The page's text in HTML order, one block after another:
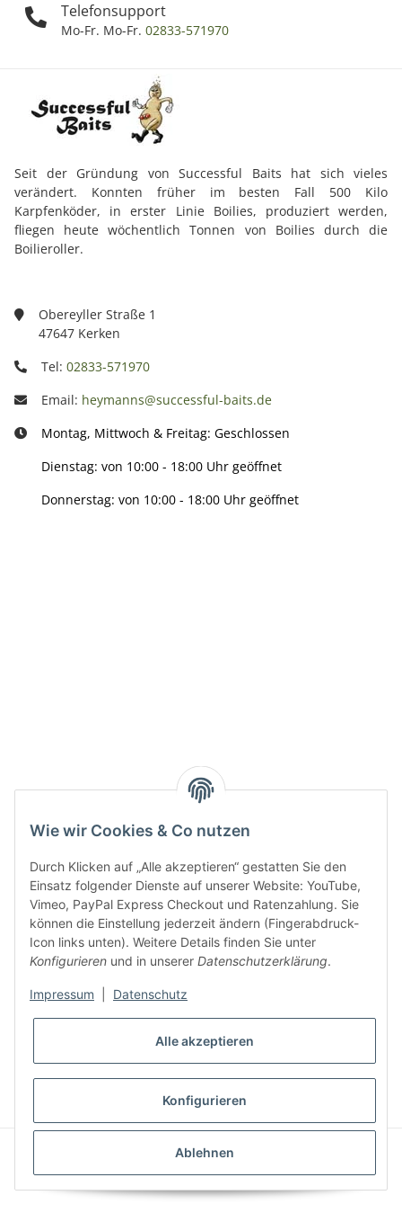
Wie wir Cookies & Co nutzen
Durch Klicken auf „Alle akzeptieren“ gestatten Sie den
Einsatz folgender Dienste auf unserer Website: YouTube,
Vimeo, PayPal Express Checkout und Ratenzahlung. Sie
können die Einstellung jederzeit ändern (Fingerabdruck-
Icon links unten). Weitere Details finden Sie unter
Konfigurieren und in unserer Datenschutzerklärung.
Impressum Datenschutz
Alle akzeptieren
Konfigurieren
Ablehnen
Telefonsupport
Mo-Fr. Mo-Fr. 02833-571970
Seit der Gründung von Successful Baits hat sich vieles
verändert. Konnten früher im besten Fall 500 Kilo
Karpfenköder, in erster Linie Boilies, produziert werden,
fliegen heute wöchentlich Tonnen von Boilies durch die
Boilieroller.
Obereyller Straße 1
47647 Kerken
Tel: 02833-571970
Email: heymanns@successful-baits.de
Montag, Mittwoch & Freitag: Geschlossen
Dienstag: von 10:00 - 18:00 Uhr geöffnet
Donnerstag: von 10:00 - 18:00 Uhr geöffnet
Gesetzliche Informationen
* Alle Preise inkl. gesetzlicher USt., zzgl.
VERTRAG WIDERRUFEN
CLEARIX JTL-Shop Template